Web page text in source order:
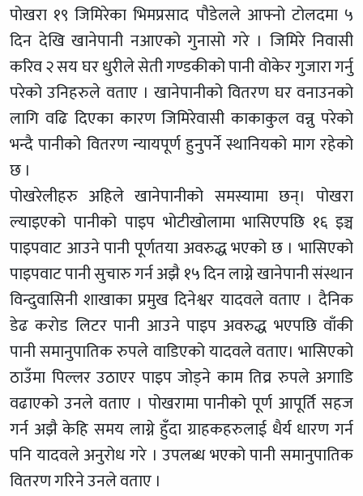
पोखरा १९ जिमिरेका भिमप्रसाद पौडेलले आफ्नो टोलदमा ५
दिन देखि खानेपानी नआएको गुनासो गरे । जिमिरे निवासी
करिव २ सय घर धुरीले सेती गण्डकीको पानी वोकेर गुजारा गर्नु
परेको उनिहरुले वताए । खानेपानीको वितरण घर वनाउनको
लागि वढि दिएका कारण जिमिरेवासी काकाकुल वन्नु परेको
भन्दै पानीको वितरण न्यायपूर्ण हुनुपर्ने स्थानियको माग रहेको
छ ।
पोखरेलीहरु अहिले खानेपानीको समस्यामा छन्। पोखरा
ल्याइएको पानीको पाइप भोटीखोलामा भासिएपछि १६ इञ्च
पाइपवाट आउने पानी पूर्णतया अवरुद्ध भएको छ । भासिएको
पाइपवाट पानी सुचारु गर्न अझै १५ दिन लाग्ने खानेपानी संस्थान
विन्दुवासिनी शाखाका प्रमुख दिनेश्वर यादवले वताए । दैनिक
डेढ करोड लिटर पानी आउने पाइप अवरुद्ध भएपछि वाँकी
पानी समानुपातिक रुपले वाडिएको यादवले वताए। भासिएको
ठाउँमा पिल्लर उठाएर पाइप जोड्ने काम तिव्र रुपले अगाडि
वढाएको उनले वताए । पोखरामा पानीको पूर्ण आपूर्ति सहज
गर्न अझै केहि समय लाग्ने हुँदा ग्राहकहरुलाई धैर्य धारण गर्न
पनि यादवले अनुरोध गरे । उपलब्ध भएको पानी समानुपातिक
वितरण गरिने उनले वताए ।